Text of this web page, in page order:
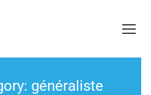
généraliste